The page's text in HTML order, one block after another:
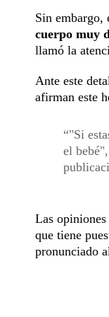
Sin embargo,
cuerpo muy
llamó la
Ante este
afirman este
"Si
el
Las opiniones
que tiene
pronunciado